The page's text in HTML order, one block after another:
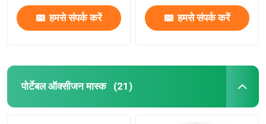
हमसे संपर्क करें हमसे संपर्क करें
पोर्टेबल ऑक्सीजन मास्क (21)